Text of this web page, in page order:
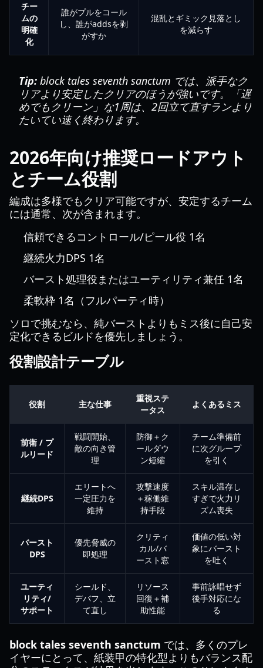
チー
ムの
明確
化
誰がプルをコール
し、誰がaddsを剥
がすか
混乱とギミック見落とし
を減らす
Tip: block tales seventh sanctum では、派手なク
リアより安定したクリアのほうが強いです。「遅
めでもクリーン」な1周は、2回立て直すランより
たいてい速く終わります。
2026年向け推奨ロードアウト
とチーム役割
編成は多様でもクリア可能ですが、安定するチーム
には通常、次が含まれます。
信頼できるコントロール/ピール役 1名
継続火力DPS 1名
バースト処理役またはユーティリティ兼任 1名
柔軟枠 1名（フルパーティ時）
ソロで挑むなら、純バーストよりもミス後に自己安
定化できるビルドを優先しましょう。
役割設計テーブル
役割 主な仕事
重視ステ
ータス
よくあるミス
前衛 / プ
ルリード
戦闘開始、
敵の向き管
理
防御＋ク
ールダウ
ン短縮
チーム準備前
に次グループ
を引く
継続DPS
エリートへ
一定圧力を
維持
攻撃速度
＋稼働維
持手段
スキル温存し
すぎで火力リ
ズム喪失
バースト
DPS
優先脅威の
即処理
クリティ
カル/バ
ースト窓
価値の低い対
象にバースト
を吐く
ユーティ
リティ/
サポート
シールド、
デバフ、立
て直し
リソース
回復＋補
助性能
事前詠唱せず
後手対応にな
る
block tales seventh sanctum では、多くのプレ
イヤーにとって、紙装甲の特化型よりもバランス配